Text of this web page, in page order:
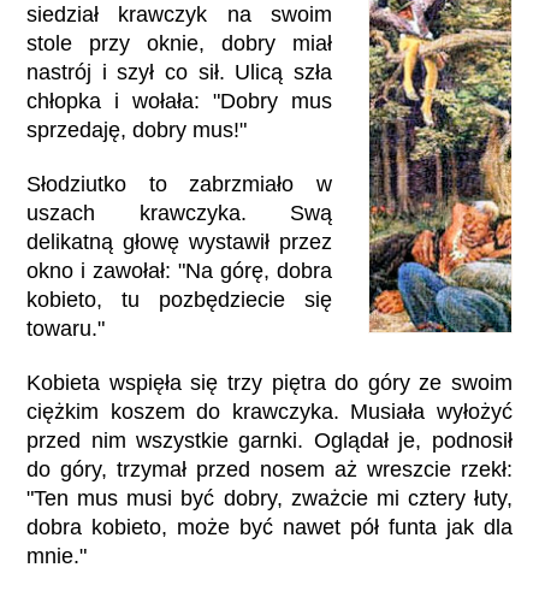
siedział krawczyk na swoim
stole przy oknie, dobry miał
nastrój i szył co sił. Ulicą szła
chłopka i wołała: "Dobry mus
sprzedaję, dobry mus!"
Słodziutko to zabrzmiało w
uszach krawczyka. Swą
delikatną głowę wystawił przez
okno i zawołał: "Na górę, dobra
kobieto, tu pozbędziecie się
towaru."
Kobieta wspięła się trzy piętra do góry ze swoim
ciężkim koszem do krawczyka. Musiała wyłożyć
przed nim wszystkie garnki. Oglądał je, podnosił
do góry, trzymał przed nosem aż wreszcie rzekł:
"Ten mus musi być dobry, zważcie mi cztery łuty,
dobra kobieto, może być nawet pół funta jak dla
mnie."